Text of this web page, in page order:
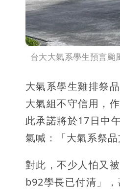
台大大氣系學生預言
大氣系學生雞排祭
大氣組不守信用，
此承諾將於17日中
氣喊：「大氣系祭品
對此，不少人怕又
b92學長已付清」